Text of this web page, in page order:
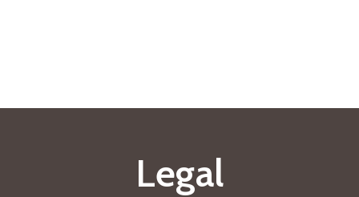
Legal